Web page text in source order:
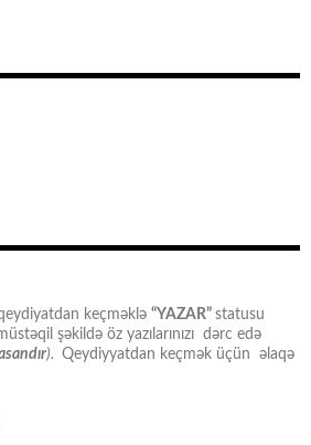
keçməklə “YAZAR” statusu
şəkildə öz yazılarınızı dərc edə
). Qeydiyyatdan keçmək üçün əlaqə